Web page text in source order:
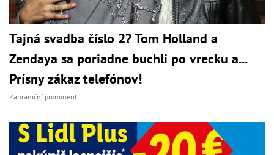
Tajná svadba číslo 2? Tom Holland a
Zendaya sa poriadne buchli po vrecku a...
Prísny zákaz telefónov!
Zahraniční prominenti